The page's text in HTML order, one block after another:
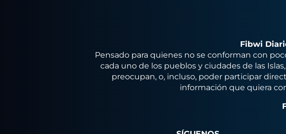
Fibwi
Pensado para quienes no se conforman con
cada uno de los pueblos y ciudades de las
preocupan, o, incluso, poder participar
información que quiera